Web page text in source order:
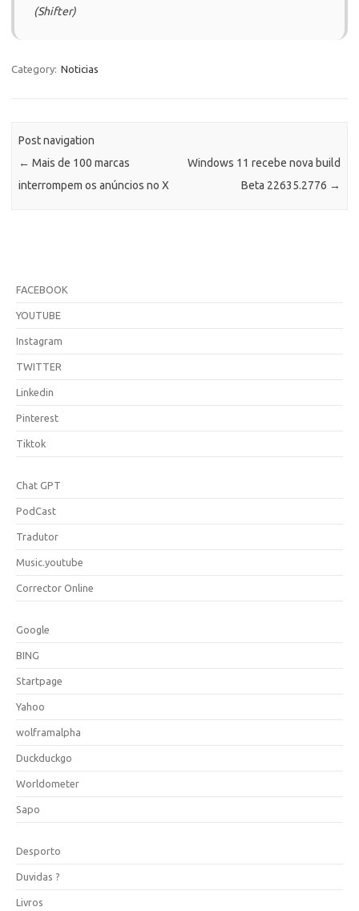
(Shifter)
Category: Noticias
Post navigation
← Mais de 100 marcas
interrompem os anúncios no X
Windows 11 recebe nova build
Beta 22635.2776 →
FACEBOOK
YOUTUBE
Instagram
TWITTER
Linkedin
Pinterest
Tiktok
Chat GPT
PodCast
Tradutor
Music.youtube
Corrector Online
Google
BING
Startpage
Yahoo
wolframalpha
Duckduckgo
Worldometer
Sapo
Desporto
Duvidas ?
Livros